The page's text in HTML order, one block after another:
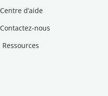
Centre d’aide
Contactez-nous
Ressources